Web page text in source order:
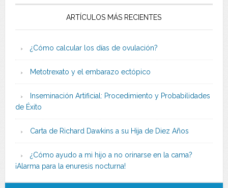
ARTÍCULOS MÁS RECIENTES
¿Cómo calcular los días de ovulación?
Metotrexato y el embarazo ectópico
Inseminación Artificial: Procedimiento y Probabilidades
de Éxito
Carta de Richard Dawkins a su Hija de Diez Años
¿Cómo ayudo a mi hijo a no orinarse en la cama?
¡Alarma para la enuresis nocturna!